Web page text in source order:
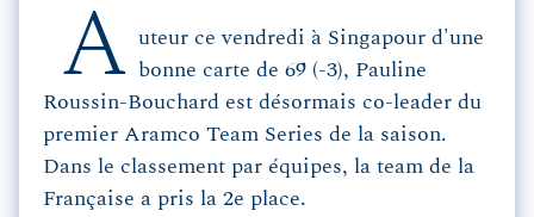
A
uteur ce vendredi à Singapour d'une
bonne carte de 69 (-3), Pauline
Roussin-Bouchard est désormais co-leader du
premier Aramco Team Series de la saison.
Dans le classement par équipes, la team de la
Française a pris la 2e place.